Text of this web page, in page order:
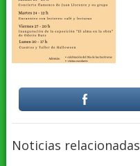
Noticias relacionadas